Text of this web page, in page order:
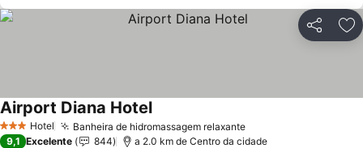
Partilhar
3 EstrelasHotel Banheira de hidromassagem relaxante
Airport Diana Hotel
9,1 Excelente 844 a 2.0 km de Centro da cidade